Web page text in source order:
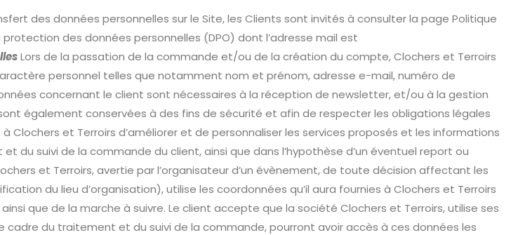
des données personnelles sur le Site, les Clients sont invités à consulter la page Politique
des données personnelles (DPO) dont l’adresse mail est
Lors de la passation de la commande et/ou de la création du compte, Clochers et Terroirs
personnel telles que notamment nom et prénom, adresse e-mail, numéro de
concernant le client sont nécessaires à la réception de newsletter, et/ou à la gestion
également conservées à des fins de sécurité et afin de respecter les obligations légales
et Terroirs d’améliorer et de personnaliser les services proposés et les informations
suivi de la commande du client, ainsi que dans l’hypothèse d’un éventuel report ou
et Terroirs, avertie par l’organisateur d’un évènement, de toute décision affectant les
du lieu d’organisation), utilise les coordonnées qu’il aura fournies à Clochers et Terroirs
que de la marche à suivre. Le client accepte que la société Clochers et Terroirs, utilise ses
cadre du traitement et du suivi de la commande, pourront avoir accès à ces données les